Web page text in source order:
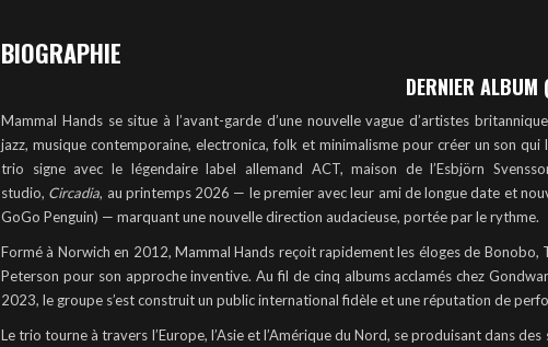
BIOGRAPHIE
DERNIER
Mammal Hands se situe à l’avant-garde d’une nouvelle vague d’artistes
jazz, musique contemporaine, electronica, folk et minimalisme pour créer un son
trio signe avec le légendaire label allemand ACT, maison de l’Esbjörn
studio, Circadia, au printemps 2026 — le premier avec leur ami de longue date et
GoGo Penguin) — marquant une nouvelle direction audacieuse, portée par le rythme.
Formé à Norwich en 2012, Mammal Hands reçoit rapidement les éloges de Bonobo,
Peterson pour son approche inventive. Au fil de cinq albums acclamés chez
2023, le groupe s’est construit un public international fidèle et une réputation de
Le trio tourne à travers l’Europe, l’Asie et l’Amérique du Nord, se produisant dans